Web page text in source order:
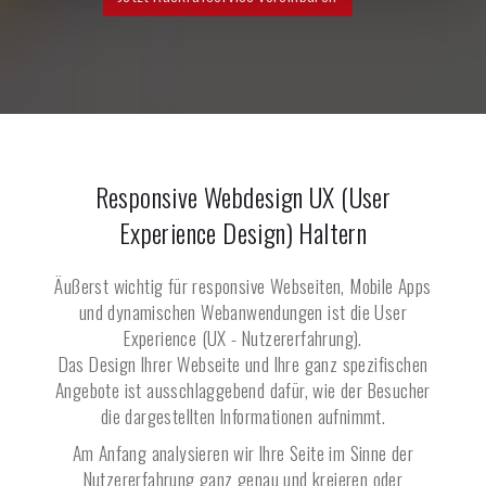
Responsive Webdesign UX (User
Experience Design) Haltern
Äußerst wichtig für responsive Webseiten, Mobile Apps
und dynamischen Webanwendungen ist die User
Experience (UX - Nutzererfahrung).
Das Design Ihrer Webseite und Ihre ganz spezifischen
Angebote ist ausschlaggebend dafür, wie der Besucher
die dargestellten Informationen aufnimmt.
Am Anfang analysieren wir Ihre Seite im Sinne der
Nutzererfahrung ganz genau und kreieren oder